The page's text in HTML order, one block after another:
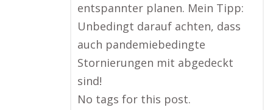
entspannter planen. Mein Tipp:
Unbedingt darauf achten, dass
auch pandemiebedingte
Stornierungen mit abgedeckt
sind!
No tags for this post.